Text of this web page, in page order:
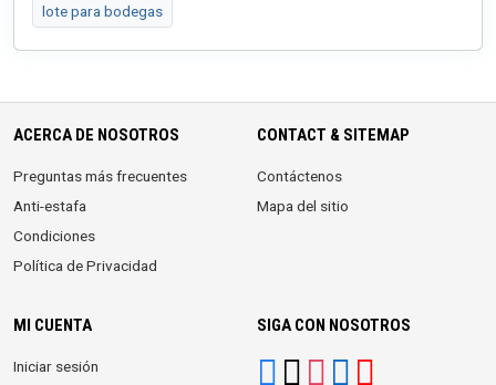
lote para bodegas
ACERCA DE NOSOTROS
Preguntas más frecuentes
Anti-estafa
Condiciones
Política de Privacidad
CONTACT & SITEMAP
Contáctenos
Mapa del sitio
MI CUENTA
Iniciar sesión
SIGA CON NOSOTROS